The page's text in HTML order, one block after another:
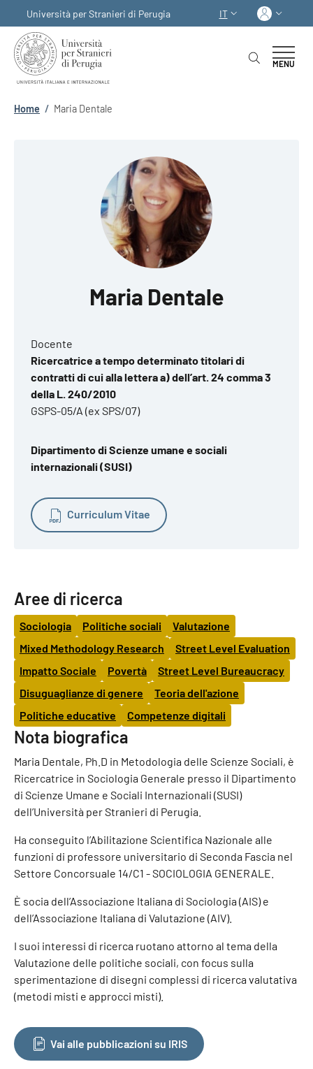
Università per Stranieri di Perugia
SELETTORE LINGUA:
IT
MENU
Briciole di pane
Home / Maria Dentale
Maria Dentale
Docente
Ricercatrice a tempo determinato titolari di
contratti di cui alla lettera a) dell’art. 24 comma 3
della L. 240/2010
GSPS-05/A (ex SPS/07)
Dipartimento di Scienze umane e sociali
internazionali (SUSI)
Curriculum Vitae
Aree di ricerca
Sociologia Politiche sociali
Valutazione
Mixed Methodology Research
Street Level Evaluation
Impatto Sociale
Povertà
Street Level Bureaucracy
Disuguaglianze di genere
Teoria dell'azione
Politiche educative
Competenze digitali
Nota biografica
Maria Dentale, Ph.D in Metodologia delle Scienze Sociali, è
Ricercatrice in Sociologia Generale presso il Dipartimento
di Scienze Umane e Sociali Internazionali (SUSI)
dell’Università per Stranieri di Perugia.
Ha conseguito l’Abilitazione Scientifica Nazionale alle
funzioni di professore universitario di Seconda Fascia nel
Settore Concorsuale 14/C1 - SOCIOLOGIA GENERALE.
È socia dell’Associazione Italiana di Sociologia (AIS) e
dell’Associazione Italiana di Valutazione (AIV).
I suoi interessi di ricerca ruotano attorno al tema della
Valutazione delle politiche sociali, con focus sulla
sperimentazione di disegni complessi di ricerca valutativa
(metodi misti e approcci misti).
Vai alle pubblicazioni su IRIS